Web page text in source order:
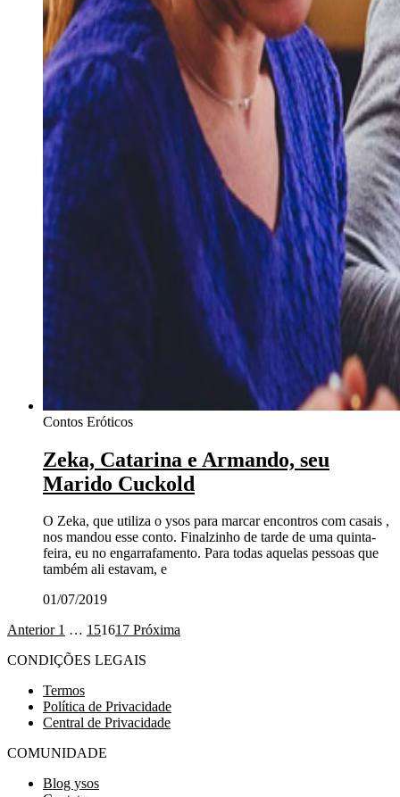
Contos Eróticos
Zeka, Catarina e Armando, seu
Marido Cuckold
O Zeka, que utiliza o ysos para marcar encontros com casais ,
nos mandou esse conto. Finalzinho de tarde de uma quinta-
feira, eu no engarrafamento. Para todas aquelas pessoas que
também ali estavam, e
01/07/2019
Anterior 1 … 151617 Próxima
CONDIÇÕES LEGAIS
Termos
Política de Privacidade
Central de Privacidade
COMUNIDADE
Blog ysos